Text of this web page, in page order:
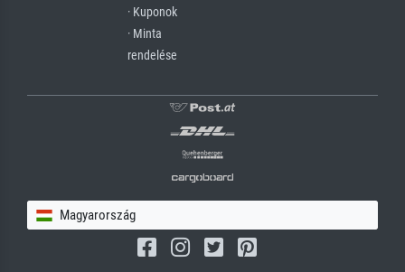
· Kuponok
· Minta
rendelése
Magyarország